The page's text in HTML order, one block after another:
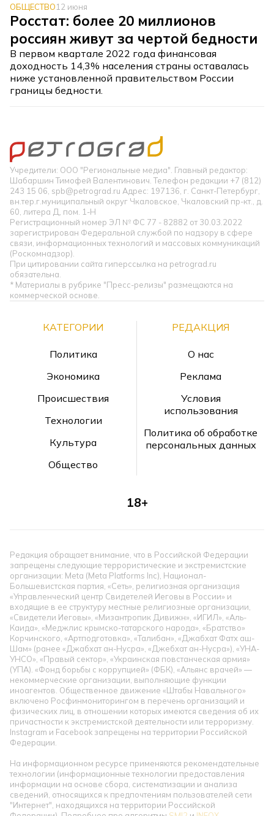
ОБЩЕСТВО12 июня
Росстат: более 20 миллионов
россиян живут за чертой бедности
В первом квартале 2022 года финансовая
доходность 14,3% населения страны оставалась
ниже установленной правительством России
границы бедности.
Учредители: ООО "Региональные медиа". Главный редактор:
Шабаршин Тимофей Валентинович. Телефон редакции +7 (812)
243 15 06, spb@petrograd.ru Адрес: 197136, г. Санкт-Петербург,
вн.тер.г.муниципальный округ Чкаловское, Чкаловский пр-кт., д.
60, литера Д, пом. 1-Н
Регистрационный номер ЭЛ № ФС 77 - 82882 от 30.03.2022
зарегистрирован Федеральной службой по надзору в сфере
связи, информационных технологий и массовых коммуникаций
(Роскомнадзор).
При цитировании сайта гиперссылка на petrograd.ru
обязательна.
* Материалы в рубрике "Пресс-релизы" размещаются на
коммерческой основе.
КАТЕГОРИИ
Политика
Экономика
Происшествия
Технологии
Культура
Общество
РЕДАКЦИЯ
О нас
Реклама
Условия
использования
Политика об обработке
персональных данных
18+
Редакция обращает внимание, что в Российской Федерации
запрещены следующие террористические и экстремистские
организации: Meta (Meta Platforms Inc), Национал-
Большевистская партия, «Сеть», религиозная организация
«Управленческий центр Свидетелей Иеговы в России» и
входящие в ее структуру местные религиозные организации,
«Свидетели Иеговы», «Мизантропик Дивижн», «ИГИЛ», «Аль-
Каида», «Меджлис крымско-татарского народа», «Братство»
Корчинского, «Артподготовка», «Талибан», «Джабхат Фатх аш-
Шам» (ранее «Джабхат ан-Нусра», «Джебхат ан-Нусра»), «УНА-
УНСО», «Правый сектор», «Украинская повстанческая армия»
(УПА). «Фонд борьбы с коррупцией» (ФБК), «Альянс врачей» —
некоммерческие организации, выполняющие функции
иноагентов. Общественное движение «Штабы Навального»
включено Росфинмониторингом в перечень организаций и
физических лиц, в отношении которых имеются сведения об их
причастности к экстремистской деятельности или терроризму.
Instagram и Facebook запрещены на территории Российской
Федерации.
На информационном ресурсе применяются рекомендательные
технологии (информационные технологии предоставления
информации на основе сбора, систематизации и анализа
сведений, относящихся к предпочтениям пользователей сети
"Интернет", находящихся на территории Российской